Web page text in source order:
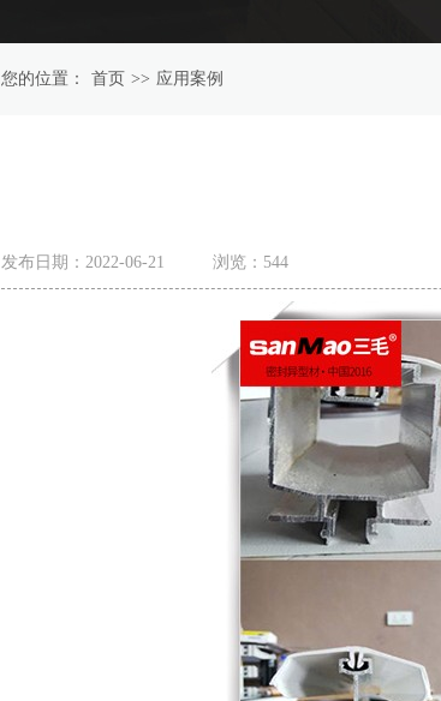
您的位置： 首页 >> 应用案例
发布日期：2022-06-21 浏览： 544